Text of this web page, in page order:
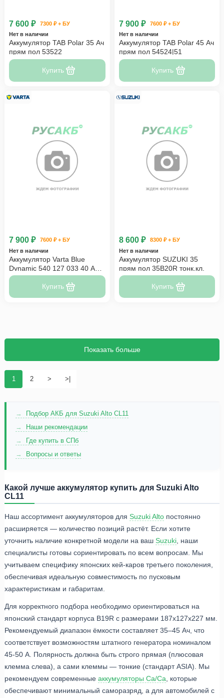
7 600 ₽
7300 ₽ + БУ
Нет в наличии
Аккумулятор TAB Polar 35 Ач
прям пол 53522
Купить
7 900 ₽
7600 ₽ + БУ
Нет в наличии
Аккумулятор TAB Polar 45 Ач
прям пол 54524|51
Купить
7 900 ₽
7600 ₽ + БУ
Нет в наличии
Аккумулятор Varta Blue
Dynamic 540 127 033 40 Ач
прям пол
Купить
8 600 ₽
8300 ₽ + БУ
Нет в наличии
Аккумулятор SUZUKI 35
прям пол 35B20R тонк.кл.
Купить
1 2 > >|
Показать больше
Подбор АКБ для Suzuki Alto CL11
Наши рекомендации
Где купить в СПб
Вопросы и ответы
Какой лучше аккумулятор купить для Suzuki Alto
CL11
Наш ассортимент аккумуляторов для Suzuki Alto постоянно
расширяется — количество позиций растёт. Если хотите
уточнить наличие конкретной модели на ваш Suzuki, наши
специалисты готовы сориентировать по всем вопросам. Мы
учитываем специфику японских кей-каров третьего поколения,
обеспечивая идеальную совместимость по пусковым
характеристикам и габаритам.
Для корректного подбора необходимо ориентироваться на
японский стандарт корпуса B19R с размерами 187x127x227 мм.
Рекомендуемый диапазон ёмкости составляет 35–45 Ач, что
соответствует возможностям штатного генератора номиналом
45-50 А. Полярность должна быть строго прямая (плюсовая
клемма слева), а сами клеммы — тонкие (стандарт ASIA). Мы
рекомендуем современные аккумуляторы Ca/Ca , которые
обеспечивают минимальный саморазряд, а для автомобилей с